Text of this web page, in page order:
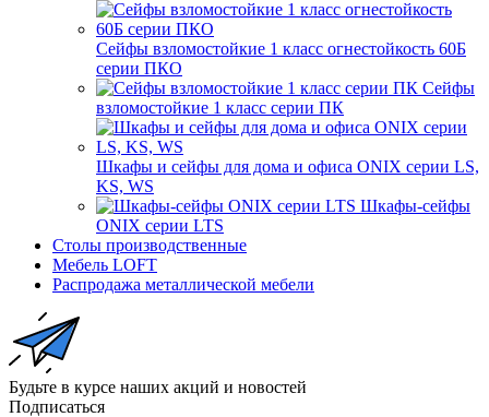
Сейфы взломостойкие 1 класс огнестойкость 60Б
серии ПКО
Сейфы
взломостойкие 1 класс серии ПК
Шкафы и сейфы для дома и офиса ONIX серии LS,
KS, WS
Шкафы-сейфы
ONIX серии LTS
Столы производственные
Мебель LOFT
Распродажа металлической мебели
Будьте в курсе наших акций и новостей
Подписаться